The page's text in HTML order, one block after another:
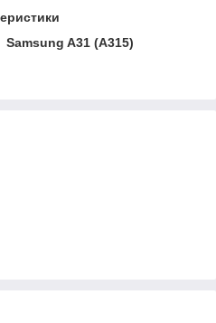
Samsung A31 (A315)